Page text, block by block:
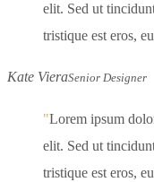
elit. Sed ut
tristique est eros,
Kate VieraSenior Designer
Lorem ipsum
elit. Sed ut
tristique est eros,